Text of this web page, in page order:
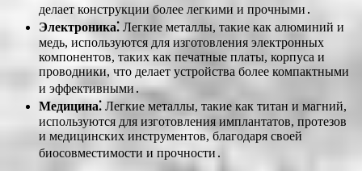
делает конструкции более легкими и прочными․
Электроника⁚ Легкие металлы, такие как алюминий и
медь, используются для изготовления электронных
компонентов, таких как печатные платы, корпуса и
проводники, что делает устройства более компактными
и эффективными․
Медицина⁚ Легкие металлы, такие как титан и магний,
используются для изготовления имплантатов, протезов
и медицинских инструментов, благодаря своей
биосовместимости и прочности․